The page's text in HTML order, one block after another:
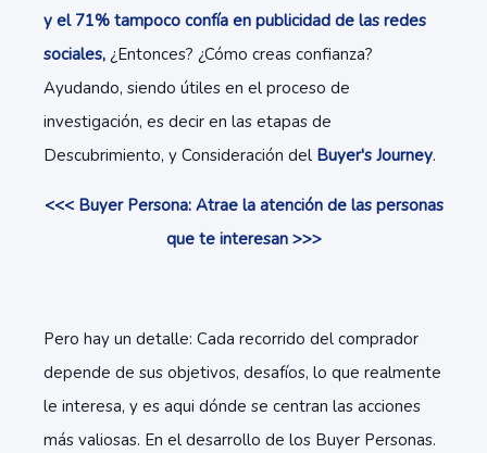
y el 71% tampoco confía en publicidad de las redes
sociales, ¿Entonces? ¿Cómo creas confianza?
Ayudando, siendo útiles en el proceso de
investigación, es decir en las etapas de
Descubrimiento, y Consideración del Buyer's Journey.
<<< Buyer Persona: Atrae la atención de las personas
que te interesan >>>
Pero hay un detalle: Cada recorrido del comprador
depende de sus objetivos, desafíos, lo que realmente
le interesa, y es aqui dónde se centran las acciones
más valiosas. En el desarrollo de los Buyer Personas.